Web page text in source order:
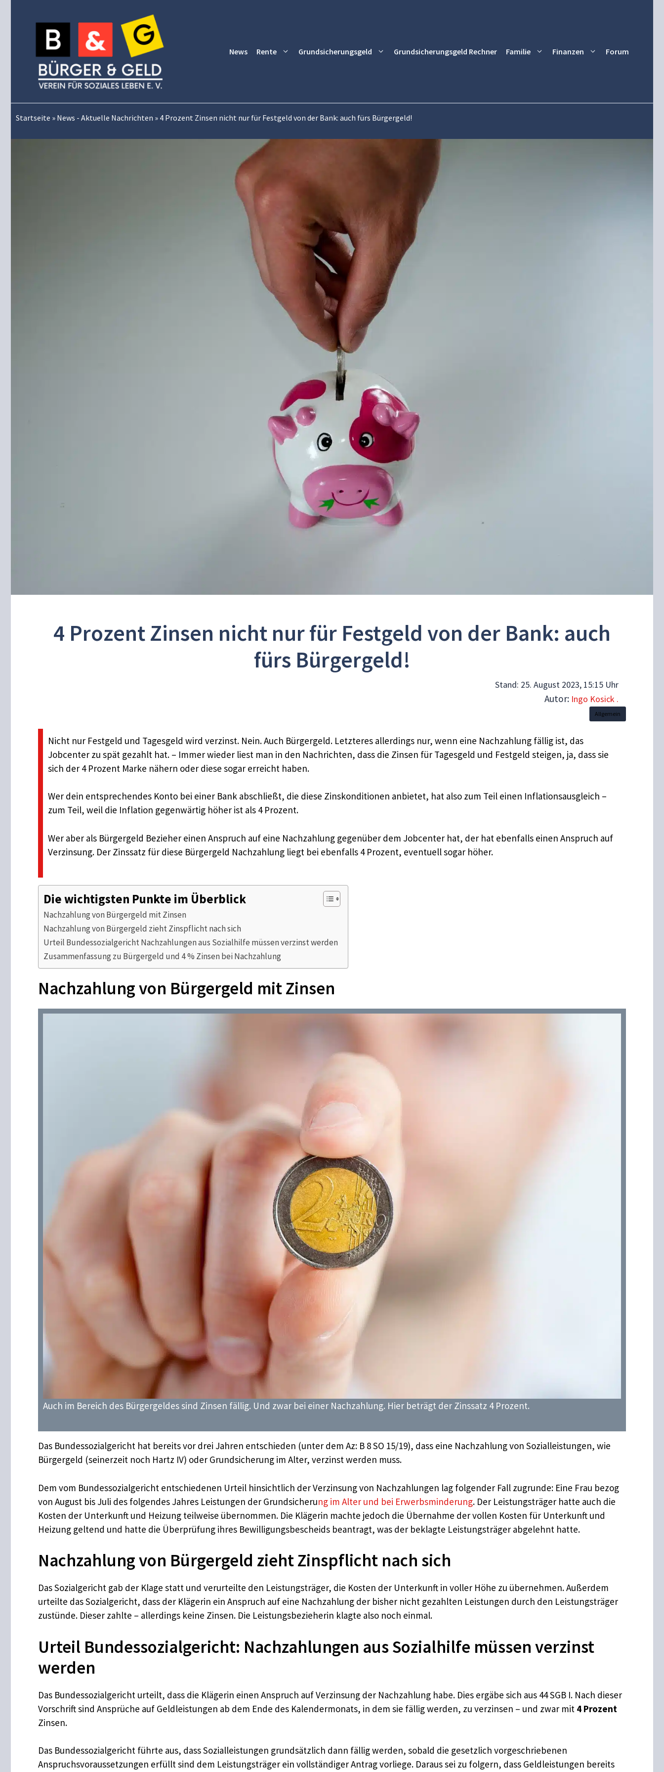
News Rente Grundsicherungsgeld Grundsicherungsgeld Rechner Familie Finanzen Forum
Startseite » News - Aktuelle Nachrichten » 4 Prozent Zinsen nicht nur für Festgeld von der Bank: auch fürs Bürgergeld!
4 Prozent Zinsen nicht nur für Festgeld von der Bank: auch
fürs Bürgergeld!
Stand: 25. August 2023, 15:15 Uhr
Autor: Ingo Kosick .
Allgemein
Nicht nur Festgeld und Tagesgeld wird verzinst. Nein. Auch Bürgergeld. Letzteres allerdings nur, wenn eine Nachzahlung fällig ist, das
Jobcenter zu spät gezahlt hat. – Immer wieder liest man in den Nachrichten, dass die Zinsen für Tagesgeld und Festgeld steigen, ja, dass sie
sich der 4 Prozent Marke nähern oder diese sogar erreicht haben.
Wer dein entsprechendes Konto bei einer Bank abschließt, die diese Zinskonditionen anbietet, hat also zum Teil einen Inflationsausgleich –
zum Teil, weil die Inflation gegenwärtig höher ist als 4 Prozent.
Wer aber als Bürgergeld Bezieher einen Anspruch auf eine Nachzahlung gegenüber dem Jobcenter hat, der hat ebenfalls einen Anspruch auf
Verzinsung. Der Zinssatz für diese Bürgergeld Nachzahlung liegt bei ebenfalls 4 Prozent, eventuell sogar höher.
Die wichtigsten Punkte im Überblick
Nachzahlung von Bürgergeld mit Zinsen
Nachzahlung von Bürgergeld zieht Zinspflicht nach sich
Urteil Bundessozialgericht Nachzahlungen aus Sozialhilfe müssen verzinst werden
Zusammenfassung zu Bürgergeld und 4 % Zinsen bei Nachzahlung
Nachzahlung von Bürgergeld mit Zinsen
Auch im Bereich des Bürgergeldes sind Zinsen fällig. Und zwar bei einer Nachzahlung. Hier beträgt der Zinssatz 4 Prozent.
Das Bundessozialgericht hat bereits vor drei Jahren entschieden (unter dem Az: B 8 SO 15/19), dass eine Nachzahlung von Sozialleistungen, wie
Bürgergeld (seinerzeit noch Hartz IV) oder Grundsicherung im Alter, verzinst werden muss.
Dem vom Bundessozialgericht entschiedenen Urteil hinsichtlich der Verzinsung von Nachzahlungen lag folgender Fall zugrunde: Eine Frau bezog
von August bis Juli des folgendes Jahres Leistungen der Grundsicherung im Alter und bei Erwerbsminderung. Der Leistungsträger hatte auch die
Kosten der Unterkunft und Heizung teilweise übernommen. Die Klägerin machte jedoch die Übernahme der vollen Kosten für Unterkunft und
Heizung geltend und hatte die Überprüfung ihres Bewilligungsbescheids beantragt, was der beklagte Leistungsträger abgelehnt hatte.
Nachzahlung von Bürgergeld zieht Zinspflicht nach sich
Das Sozialgericht gab der Klage statt und verurteilte den Leistungsträger, die Kosten der Unterkunft in voller Höhe zu übernehmen. Außerdem
urteilte das Sozialgericht, dass der Klägerin ein Anspruch auf eine Nachzahlung der bisher nicht gezahlten Leistungen durch den Leistungsträger
zustünde. Dieser zahlte – allerdings keine Zinsen. Die Leistungsbezieherin klagte also noch einmal.
Urteil Bundessozialgericht: Nachzahlungen aus Sozialhilfe müssen verzinst
werden
Das Bundessozialgericht urteilt, dass die Klägerin einen Anspruch auf Verzinsung der Nachzahlung habe. Dies ergäbe sich aus 44 SGB I. Nach dieser
Vorschrift sind Ansprüche auf Geldleistungen ab dem Ende des Kalendermonats, in dem sie fällig werden, zu verzinsen – und zwar mit 4 Prozent
Zinsen.
Das Bundessozialgericht führte aus, dass Sozialleistungen grundsätzlich dann fällig werden, sobald die gesetzlich vorgeschriebenen
Anspruchsvoraussetzungen erfüllt sind dem Leistungsträger ein vollständiger Antrag vorliege. Daraus sei zu folgern, dass Geldleistungen bereits